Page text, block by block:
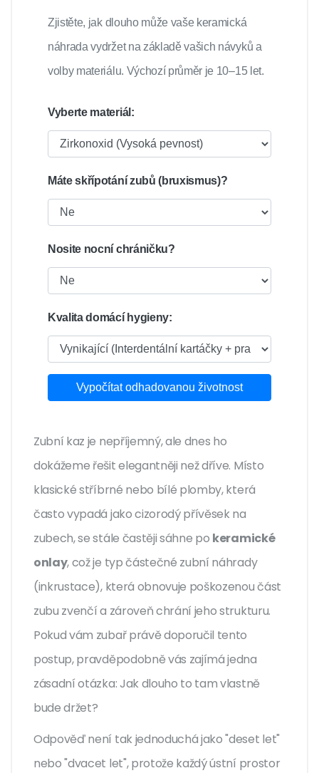
Zjistěte, jak dlouho může vaše keramická
náhrada vydržet na základě vašich návyků a
volby materiálu. Výchozí průměr je 10–15 let.
Vyberte materiál:
Máte skřípotání zubů (bruxismus)?
Nosite nocní chráničku?
Kvalita domácí hygieny:
Vypočítat odhadovanou životnost
Zubní kaz je nepříjemný, ale dnes ho
dokážeme řešit elegantněji než dříve. Místo
klasické stříbrné nebo bílé plomby, která
často vypadá jako cizorodý přívěsek na
zubech, se stále častěji sáhne po keramické
onlay, což je typ částečné zubní náhrady
(inkrustace), která obnovuje poškozenou část
zubu zvenčí a zároveň chrání jeho strukturu.
Pokud vám zubař právě doporučil tento
postup, pravděpodobně vás zajímá jedna
zásadní otázka: Jak dlouho to tam vlastně
bude držet?
Odpověď není tak jednoduchá jako "deset let"
nebo "dvacet let", protože každý ústní prostor